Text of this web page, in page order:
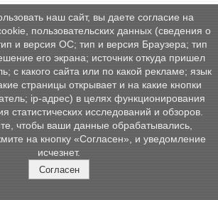
наш сайт, вы даете согласие на
пользовательских данных (сведения о
и версия ОС; тип и версия Браузера; тип
его экрана; источник откуда пришел
с какого сайта или по какой рекламе; язык
страницы открывает и на какие кнопки
ip-адрес) в целях функционирования
статистических исследований и обзоров.
чтобы ваши данные обрабатывались,
на кнопку «Согласен», и уведомление
исчезнет.
Согласен